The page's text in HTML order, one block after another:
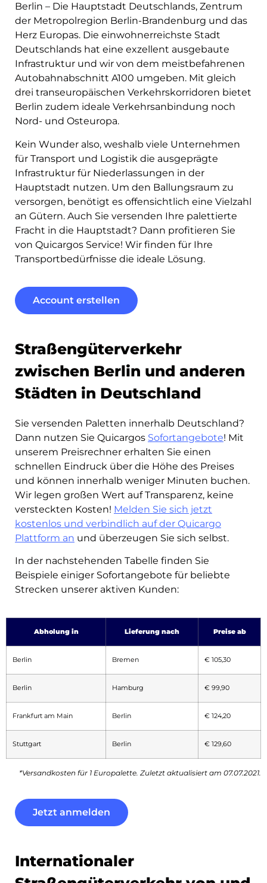
Entdecken
Deutsch
Einloggen
Registrieren
Berlin – Die Hauptstadt Deutschlands, Zentrum
der Metropolregion Berlin-Brandenburg und das
Herz Europas. Die einwohnerreichste Stadt
Deutschlands hat eine exzellent ausgebaute
Infrastruktur und wir von dem meistbefahrenen
Autobahnabschnitt A100 umgeben. Mit gleich
drei transeuropäischen Verkehrskorridoren bietet
Berlin zudem ideale Verkehrsanbindung noch
Nord- und Osteuropa.
Kein Wunder also, weshalb viele Unternehmen
für Transport und Logistik die ausgeprägte
Infrastruktur für Niederlassungen in der
Hauptstadt nutzen. Um den Ballungsraum zu
versorgen, benötigt es offensichtlich eine Vielzahl
an Gütern. Auch Sie versenden Ihre palettierte
Fracht in die Hauptstadt? Dann profitieren Sie
von Quicargos Service! Wir finden für Ihre
Transportbedürfnisse die ideale Lösung.
Account erstellen
Straßengüterverkehr
zwischen Berlin und anderen
Städten in Deutschland
Sie versenden Paletten innerhalb Deutschland?
Dann nutzen Sie Quicargos Sofortangebote! Mit
unserem Preisrechner erhalten Sie einen
schnellen Eindruck über die Höhe des Preises
und können innerhalb weniger Minuten buchen.
Wir legen großen Wert auf Transparenz, keine
versteckten Kosten! Melden Sie sich jetzt
kostenlos und verbindlich auf der Quicargo
Plattform an und überzeugen Sie sich selbst.
In der nachstehenden Tabelle finden Sie
Beispiele einiger Sofortangebote für beliebte
Strecken unserer aktiven Kunden:
Abholung in Lieferung nach Preise ab
Berlin Bremen € 105,30
Berlin Hamburg € 99,90
Frankfurt am Main Berlin € 124,20
Stuttgart Berlin € 129,60
*Versandkosten für 1 Europalette. Zuletzt aktualisiert am 07.07.2021.
Jetzt anmelden
Internationaler